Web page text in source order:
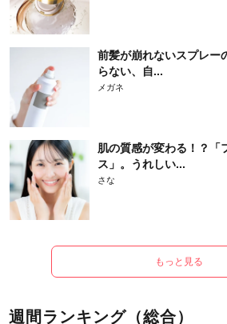
前髪が崩れないスプレー
らない、自...
メガネ
肌の質感が変わる！？「
ス」。うれしい...
さな
もっと見る
週間ランキング（総合）